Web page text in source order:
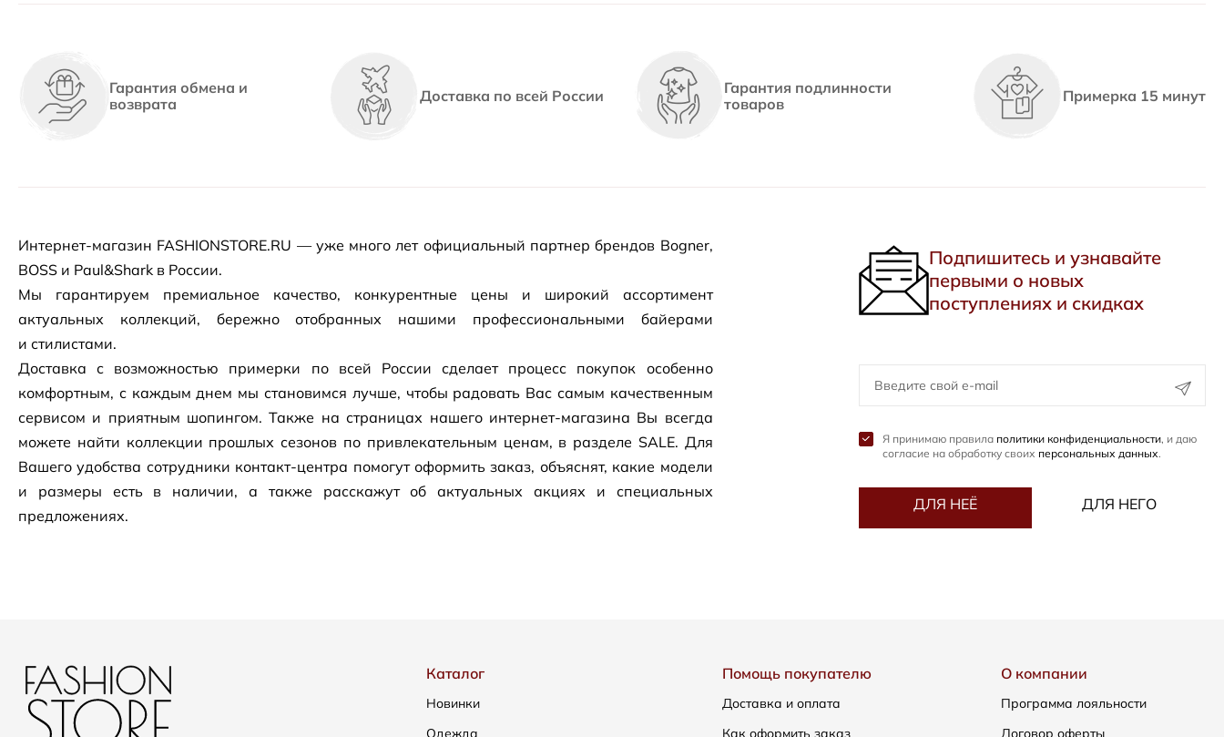
Гарантия обмена и
возврата
Доставка по всей России
Гарантия подлинности
товаров
Примерка 15 минут
Интернет-магазин FASHIONSTORE.RU — уже много лет официальный партнер брендов Bogner,
BOSS и Paul&Shark в России.
Мы гарантируем премиальное качество, конкурентные цены и широкий ассортимент
актуальных коллекций, бережно отобранных нашими профессиональными байерами
и стилистами.
Доставка с возможностью примерки по всей России сделает процесс покупок особенно
комфортным, с каждым днем мы становимся лучше, чтобы радовать Вас самым качественным
сервисом и приятным шопингом. Также на страницах нашего интернет-магазина Вы всегда
можете найти коллекции прошлых сезонов по привлекательным ценам, в разделе SALE. Для
Вашего удобства сотрудники контакт-центра помогут оформить заказ, объяснят, какие модели
и размеры есть в наличии, а также расскажут об актуальных акциях и специальных
предложениях.
Подпишитесь и узнавайте
первыми о новых
поступлениях и скидках
Я принимаю правила политики конфиденциальности, и даю
согласие на обработку своих персональных данных.
ДЛЯ НЕЁ ДЛЯ НЕГО
Каталог
Новинки
Одежда
Помощь покупателю
Доставка и оплата
Как оформить заказ
О компании
Программа лояльности
Договор оферты